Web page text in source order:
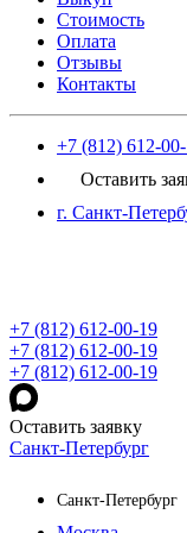
Стоимость
Оплата
Отзывы
Контакты
+7 (812) 612-
Оставить
г. Санкт-
+7 (812) 612-00-19
+7 (812) 612-00-19
+7 (812) 612-00-19
Оставить заявку
Санкт-Петербург
Санкт-Петербург